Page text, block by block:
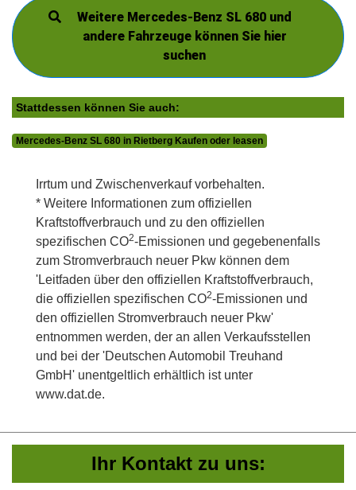
Weitere Mercedes-Benz SL 680 und
andere Fahrzeuge können Sie hier
suchen
Stattdessen können Sie auch:
Mercedes-Benz SL 680 in Rietberg Kaufen oder leasen
Irrtum und Zwischenverkauf vorbehalten.
* Weitere Informationen zum offiziellen
Kraftstoffverbrauch und zu den offiziellen
spezifischen CO2-Emissionen und gegebenenfalls
zum Stromverbrauch neuer Pkw können dem
'Leitfaden über den offiziellen Kraftstoffverbrauch,
die offiziellen spezifischen CO2-Emissionen und
den offiziellen Stromverbrauch neuer Pkw'
entnommen werden, der an allen Verkaufsstellen
und bei der 'Deutschen Automobil Treuhand
GmbH' unentgeltlich erhältlich ist unter
www.dat.de.
Ihr Kontakt zu uns: